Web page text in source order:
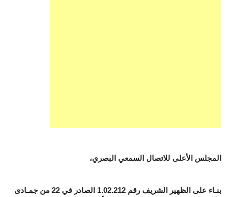
المجلس الأعلى للاتصال السمعي البصري،
بنـاء على الظهير الشريف رقم 1.02.212 الصادر في 22 من جمـادى